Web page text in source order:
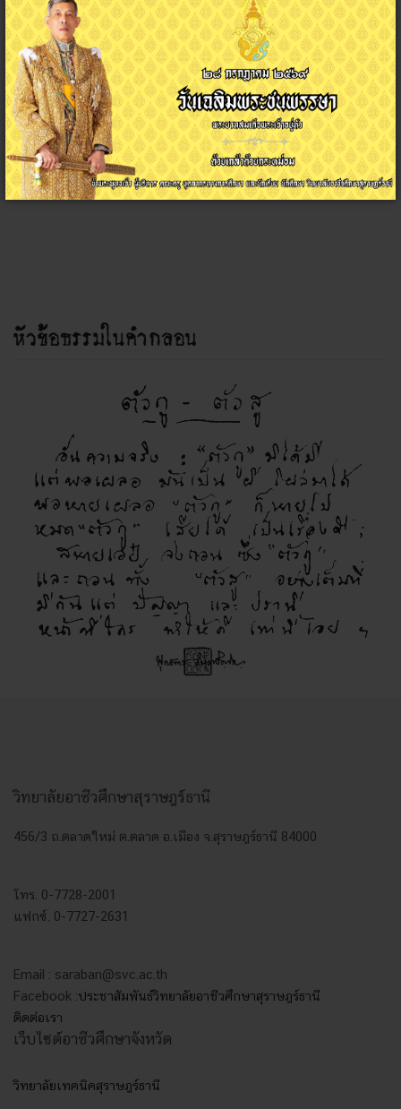
วิทยาลัยอาชีวศึกษาสุราษฎร์ธานี
456/3 ถ.ตลาดใหม่ ต.ตลาด อ.เมือง จ.สุราษฎร์ธานี 84000
โทร. 0-7728-2001
แฟกซ์. 0-7727-2631
Email : saraban@svc.ac.th
Facebook :ประชาสัมพันธ์วิทยาลัยอาชีวศึกษาสุราษฎร์ธานี
ติดต่อเรา
เว็บไซต์อาชีวศึกษาจังหวัด
วิทยาลัยเทคนิคสุราษฎร์ธานี